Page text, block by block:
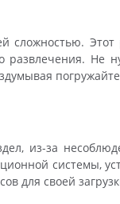
сложностью.
развлечения. Не
из-за
системы,
для своей